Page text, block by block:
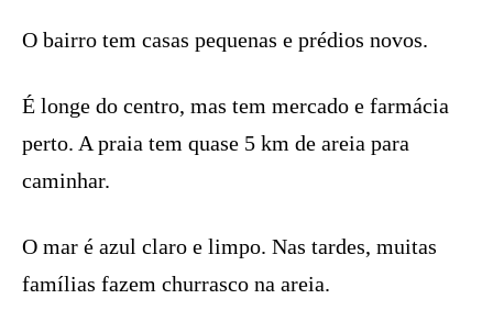
O bairro tem casas pequenas e prédios novos.
É longe do centro, mas tem mercado e farmácia
perto. A praia tem quase 5 km de areia para
caminhar.
O mar é azul claro e limpo. Nas tardes, muitas
famílias fazem churrasco na areia.